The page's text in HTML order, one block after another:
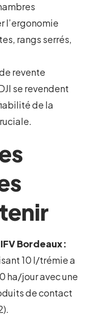
l’ergonomie
rangs serrés,
revente
se revendent
de la
Bordeaux :
10 l/trémie a
ha/jour avec une
de contact